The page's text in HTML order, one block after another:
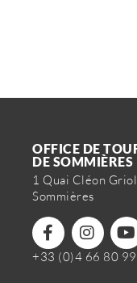
OFFICE DE
DE SOMMIÈRES
1 Quai Cléon
Sommières
+33 (0)4 66 80